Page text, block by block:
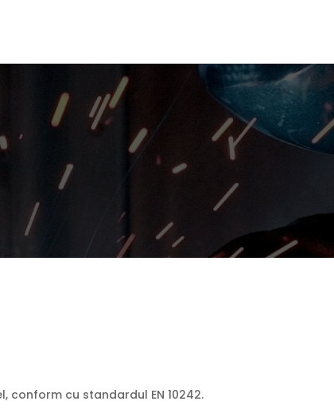
conform cu standardul EN 10242.